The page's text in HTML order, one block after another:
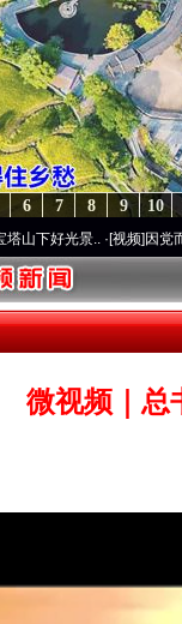
10
9
8
7
6
景..·[视频]因党而生 为党
微视频｜总